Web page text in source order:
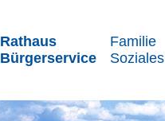
Rathaus
Bürgerservice
Familie
Soziales